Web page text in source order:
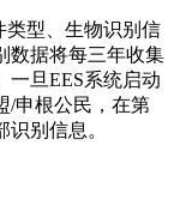
类型、生物识别信
数据将每三年收集
一旦EES系统启动
/申根公民，在第
别信息。